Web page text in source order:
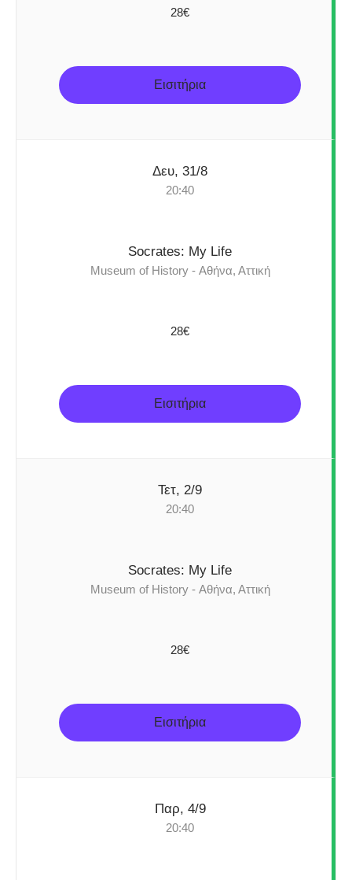
28€
Εισιτήρια
Δευ, 31/8
20:40
Socrates: My Life
Museum of History - Αθήνα, Αττική
28€
Εισιτήρια
Τετ, 2/9
20:40
Socrates: My Life
Museum of History - Αθήνα, Αττική
28€
Εισιτήρια
Παρ, 4/9
20:40